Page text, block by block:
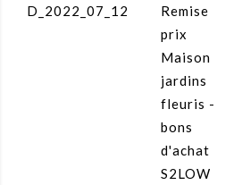
D_2022_07_12
Remise
prix
Maison
jardins
fleuris -
bons
d'achat
S2LOW